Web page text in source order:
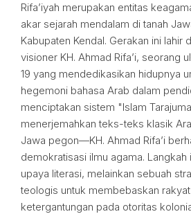
Rifa’iyah merupakan entitas
akar sejarah mendalam di tanah
Kabupaten Kendal. Gerakan ini lahir
visioner KH. Ahmad Rifa’i, seorang
19 yang mendedikasikan hidupnya
hegemoni bahasa Arab dalam
menciptakan sistem "Islam
menerjemahkan teks-teks klasik
Jawa pegon—KH. Ahmad Rifa’i
demokratisasi ilmu agama.
upaya literasi, melainkan sebuah
teologis untuk membebaskan
ketergantungan pada otoritas